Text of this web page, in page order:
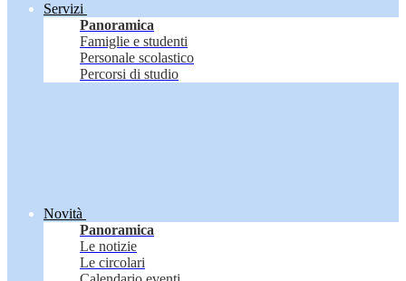
Servizi
Panoramica
Famiglie e studenti
Personale scolastico
Percorsi di studio
Novità
Panoramica
Le notizie
Le circolari